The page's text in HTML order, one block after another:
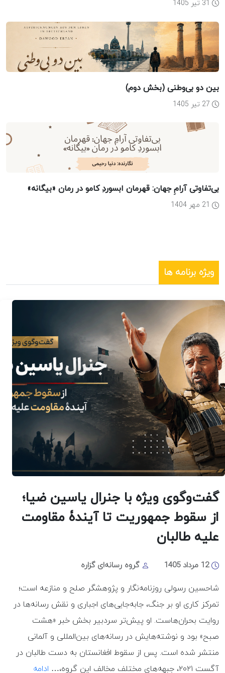
بین دو بی‌وطنی (بخش دوم)
بی‌تفاوتی آرامِ جهان: قهرمان ابسوردِ کامو در رمان «بیگانه»
ویژه برنامه ها
گفت‌وگوی ویژه با جنرال یاسین ضیا؛
از سقوط جمهوریت تا آیندۀ مقاومت
علیه طالبان
12 مرداد 1405 گروه رسانه‌ای گزاره
شاحسین رسولی روزنامه‌نگار و پژوهشگر صلح و منازعه است؛
تمرکز کاری او بر جنگ، جابه‌جایی‌های اجباری و نقش رسانه‌ها در
روایت بحران‌هاست. او پیش‌تر سردبیر بخش خبر «هشت
صبح» بود و نوشته‌هایش در رسانه‌های بین‌المللی و آلمانی
منتشر شده است. پس از سقوط افغانستان به دست طالبان در
آگست ۲۰۲۱، جبهه‌های مختلف مخالف این گروه،…
ادامه